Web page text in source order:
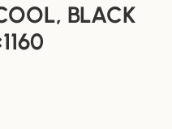
BLACK